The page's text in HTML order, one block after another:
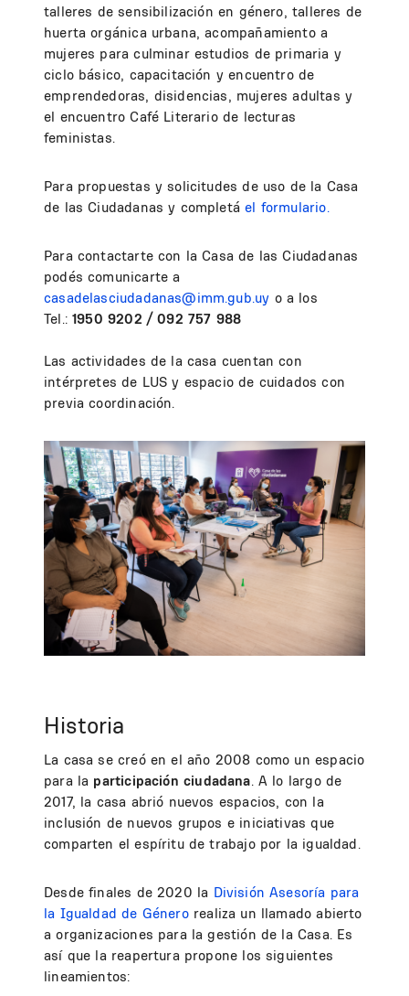
talleres de sensibilización en género, talleres de
huerta orgánica urbana, acompañamiento a
mujeres para culminar estudios de primaria y
ciclo básico, capacitación y encuentro de
emprendedoras, disidencias, mujeres adultas y
el encuentro Café Literario de lecturas
feministas.
Para propuestas y solicitudes de uso de la Casa
de las Ciudadanas y completáel formulario.
Para contactarte con la Casa de las Ciudadanas
podés comunicarte a
casadelasciudadanas@imm.gub.uy o a los
Tel.:1950 9202 / 092 757 988
Las actividades de la casa cuentan con
intérpretes de LUS y espacio de cuidados con
previa coordinación.
Historia
La casa se creó en el año 2008 como un espacio
para la participación ciudadana. A lo largo de
2017, la casa abrió nuevos espacios, con la
inclusión de nuevos grupos e iniciativas que
comparten el espíritu de trabajo por la igualdad.
Desde finales de 2020 la División Asesoría para
la Igualdad de Génerorealiza un llamado abierto
a organizaciones para la gestión de la Casa. Es
así que la reapertura propone los siguientes
lineamientos: